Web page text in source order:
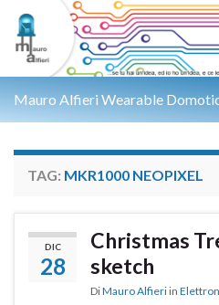
Mauro Alfieri Wearable
TAG: MKR1000 NEOPIXEL
DIC
28
Christmas
sketch
DiMauro Alfieri in